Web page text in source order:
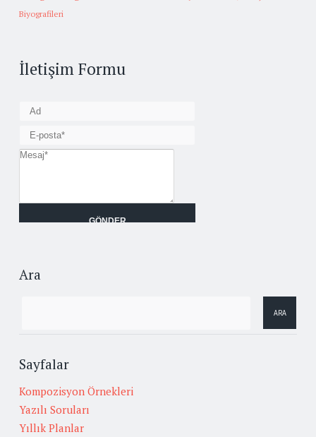
Biyografileri
İletişim Formu
Ara
Sayfalar
Kompozisyon Örnekleri
Yazılı Soruları
Yıllık Planlar